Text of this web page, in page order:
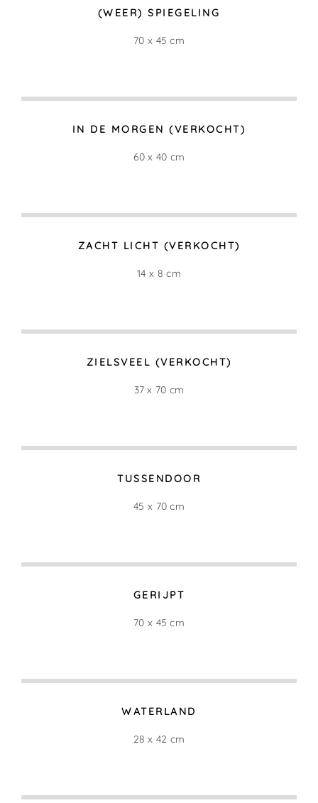
(WEER) SPIEGELING
70 x 45 cm
IN DE MORGEN (VERKOCHT)
60 x 40 cm
ZACHT LICHT (VERKOCHT)
14 x 8 cm
ZIELSVEEL (VERKOCHT)
37 x 70 cm
TUSSENDOOR
45 x 70 cm
GERIJPT
70 x 45 cm
WATERLAND
28 x 42 cm